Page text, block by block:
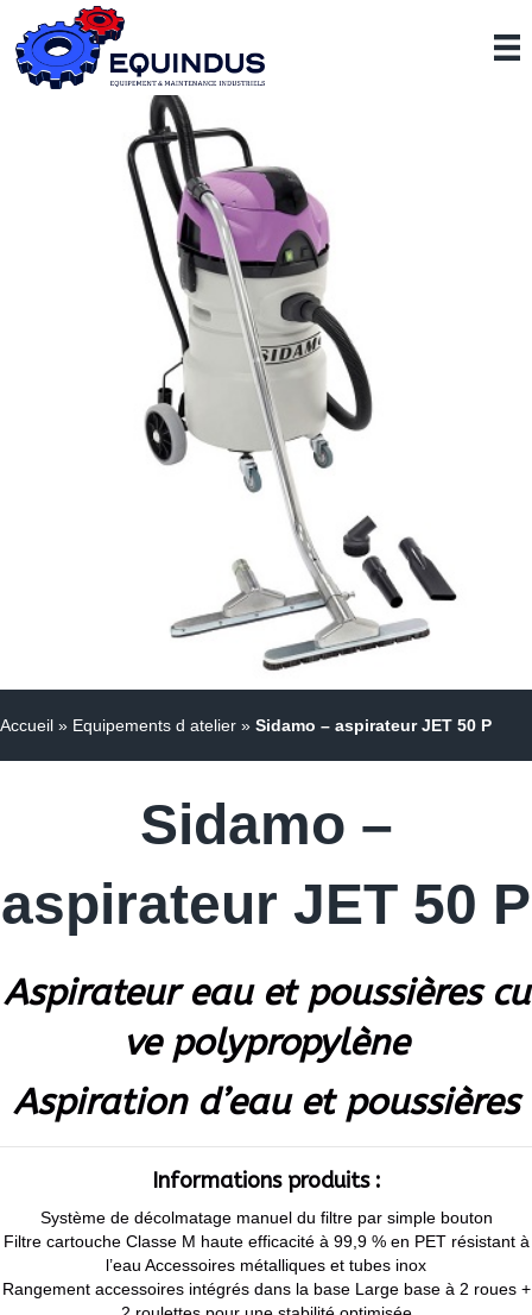
Accueil » Equipements d atelier » Sidamo – aspirateur JET 50 P
Sidamo –
aspirateur JET 50 P
Aspirateur eau et poussières cu
ve polypropylène
Aspiration d’eau et poussières
Informations produits :
Système de décolmatage manuel du filtre par simple bouton
Filtre cartouche Classe M haute efficacité à 99,9 % en PET résistant à
l’eau Accessoires métalliques et tubes inox
Rangement accessoires intégrés dans la base Large base à 2 roues +